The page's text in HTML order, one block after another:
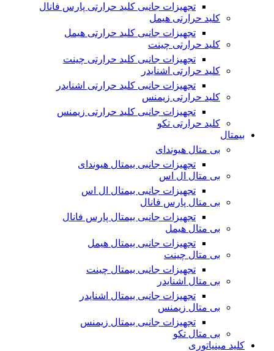
تجهیزات جانبی کلید حرارتی پارس فانال
کلید حرارتی هیمل
تجهیزات جانبی کلید حرارتی هیمل
کلید حرارتی چینت
تجهیزات جانبی کلید حرارتی چینت
کلید حرارتی اشنایدر
تجهیزات جانبی کلید حرارتی اشنایدر
کلید حرارتی زیمنس
تجهیزات جانبی کلید حرارتی زیمنس
کلید حرارتی تکو
بیمتال
بی متال هیوندای
تجهیزات جانبی بیمتال هیوندای
بی متال ال اس
تجهیزات جانبی بیمتال ال اس
بی متال پارس فانال
تجهیزات جانبی بیمتال پارس فانال
بی متال هیمل
تجهیزات جانبی بیمتال هیمل
بی متال چینت
تجهیزات جانبی بیمتال چینت
بی متال اشنایدر
تجهیزات جانبی بیمتال اشنایدر
بی متال زیمنس
تجهیزات جانبی بیمتال زیمنس
بی متال تکو
کلید مینیاتوری